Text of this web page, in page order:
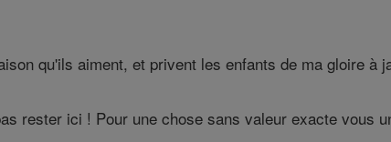
qu'ils aiment, et privent les enfants de ma gloire à
rester ici ! Pour une chose sans valeur exacte vous